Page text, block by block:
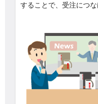
することで、受注につ